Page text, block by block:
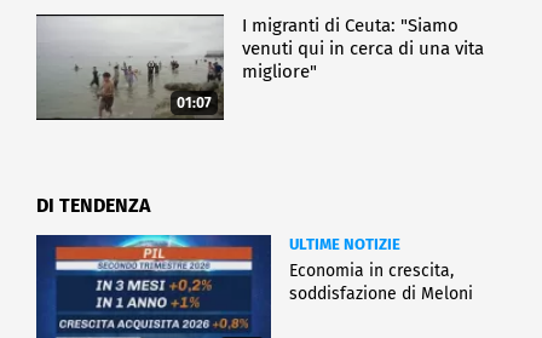
01:07
I migranti di Ceuta: "Siamo
venuti qui in cerca di una vita
migliore"
DI TENDENZA
ULTIME NOTIZIE
Economia in crescita,
soddisfazione di Meloni